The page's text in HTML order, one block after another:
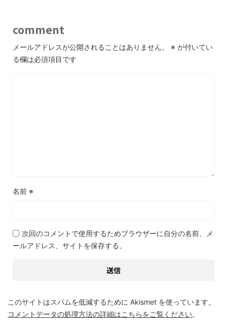
comment
メールアドレスが公開されることはありません。 ※ が付いてい
る欄は必須項目です
名前 ※
次回のコメントで使用するためブラウザーに自分の名前、メ
ールアドレス、サイトを保存する。
このサイトはスパムを低減するために Akismet を使っています。
コメントデータの処理方法の詳細はこちらをご覧ください。